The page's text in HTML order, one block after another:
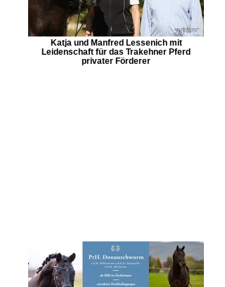
Katja und Manfred Lessenich mit
Leidenschaft für das Trakehner Pferd
privater Förderer